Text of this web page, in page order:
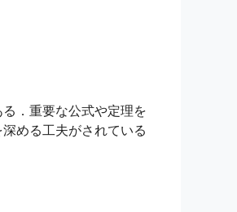
．重要な公式や定理を
める工夫がされている